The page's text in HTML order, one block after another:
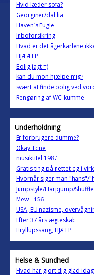
Hvid læder sofa?
Georginer/dahlia
Haven`s Fugle
Inboforsikring
Hvad er det ågerkarlene
HJÆÆLP
Bolig jagt =)
kan du mon hjælpe mig?
svært at finde bolig ved
Rengøring af WC-kumme
Underholdning
Er forbrugere dumme?
Okay Tone
musiktitel 1987
Gratis ting på nettet og i
Hvornår siger man "hans"/
Jumpstyle/Harpjump/
Mew - 156
USA, EU nazisme,
Efter 37 års ægteskab
Bryllupssang, HJÆLP
Helse & Sundhed
Hvad har gjort dig glad idag